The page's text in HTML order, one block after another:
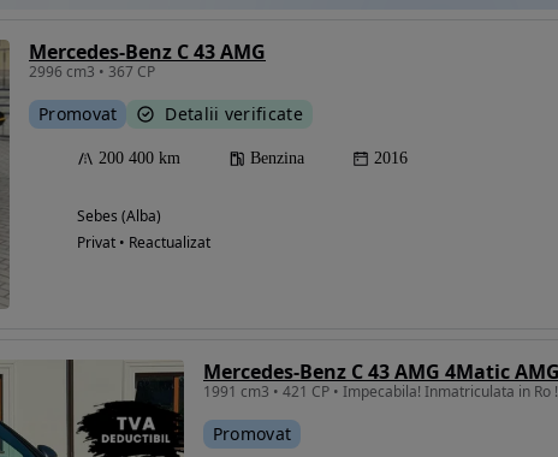
Mercedes-Benz C 43 AMG
2996 cm3 • 367 CP
Promovat Detalii verificate
200 400 km Benzina 2016
Sebes (Alba)
Privat • Reactualizat
1991 cm3 • 421 CP • Impecabila! Inmatriculata in Ro !
Promovat